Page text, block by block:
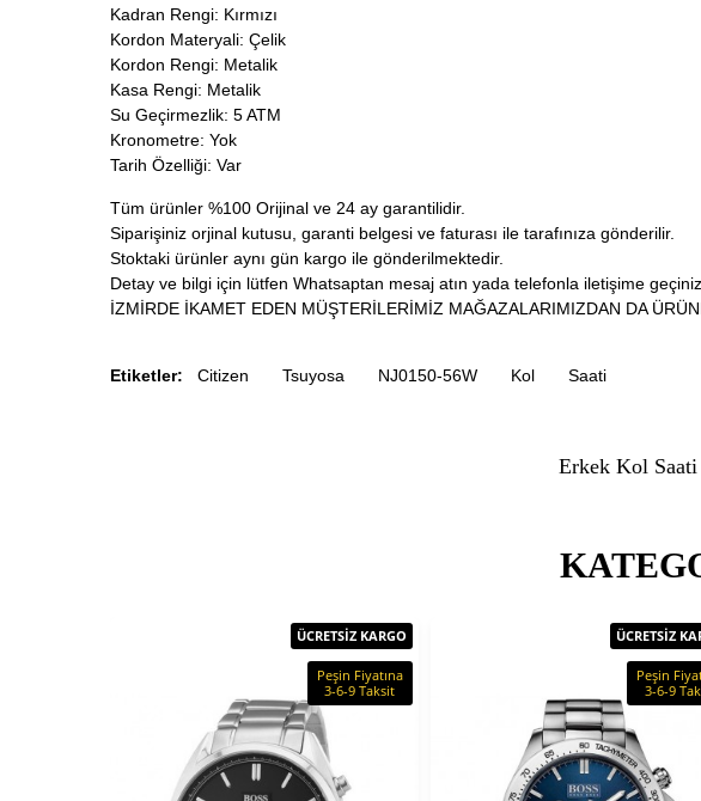
Kadran Rengi: Kırmızı
Kordon Materyali: Çelik
Kordon Rengi: Metalik
Kasa Rengi: Metalik
Su Geçirmezlik: 5 ATM
Kronometre: Yok
Tarih Özelliği: Var
Tüm ürünler %100 Orijinal ve 24 ay garantilidir.
Siparişiniz orjinal kutusu, garanti belgesi ve faturası ile tarafınıza gönderilir.
Stoktaki ürünler aynı gün kargo ile gönderilmektedir.
Detay ve bilgi için lütfen Whatsaptan mesaj atın yada telefonla iletişime geçiniz..
İZMİRDE İKAMET EDEN MÜŞTERİLERİMİZ MAĞAZALARIMIZDAN DA
Etiketler: Citizen Tsuyosa NJ0150-56W Kol Saati
Erkek Kol Saati
ÜCRETSİZ KARGO
Peşin Fiyatına
3-6-9 Taksit
ÜCRETSİZ
Peşin
3-6-9